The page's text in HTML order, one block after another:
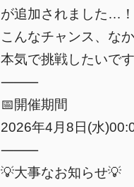
が追加されました…
こんなチャンス、な
本気で挑戦したいで
⸻
📅開催期間
2026年4月8日(水
⸻
💡大事なお知らせ💡